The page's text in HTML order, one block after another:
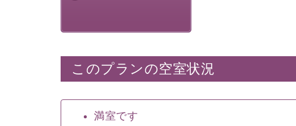
このプランの空室状況
満室です